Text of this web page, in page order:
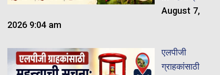
August 7,
2026 9:04 am
एलपीजी
ग्राहकांसाठी